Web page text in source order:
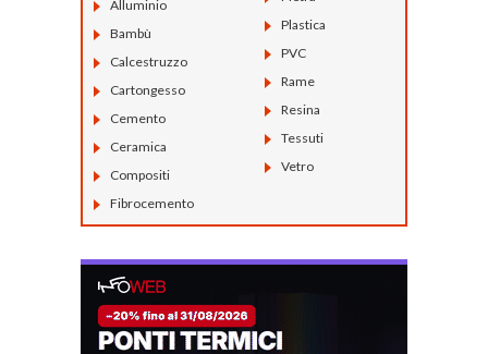
Alluminio
Bambù
Calcestruzzo
Cartongesso
Cemento
Ceramica
Compositi
Fibrocemento
Plastica
PVC
Rame
Resina
Tessuti
Vetro